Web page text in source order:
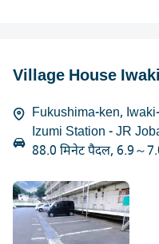
Village House Iwaki
Fukushima-ken,
Izumi Station - JR
88.0 मिनेट पैदल, 6.9～